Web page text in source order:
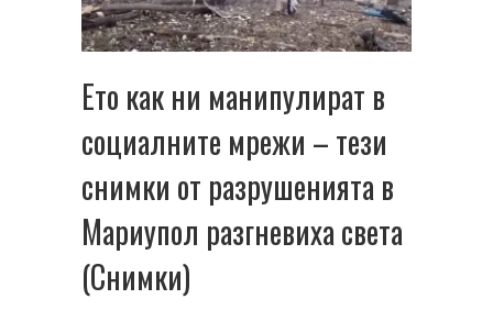
Ето как ни манипулират в
социалните мрежи – тези
снимки от разрушенията в
Мариупол разгневиха света
(Снимки)